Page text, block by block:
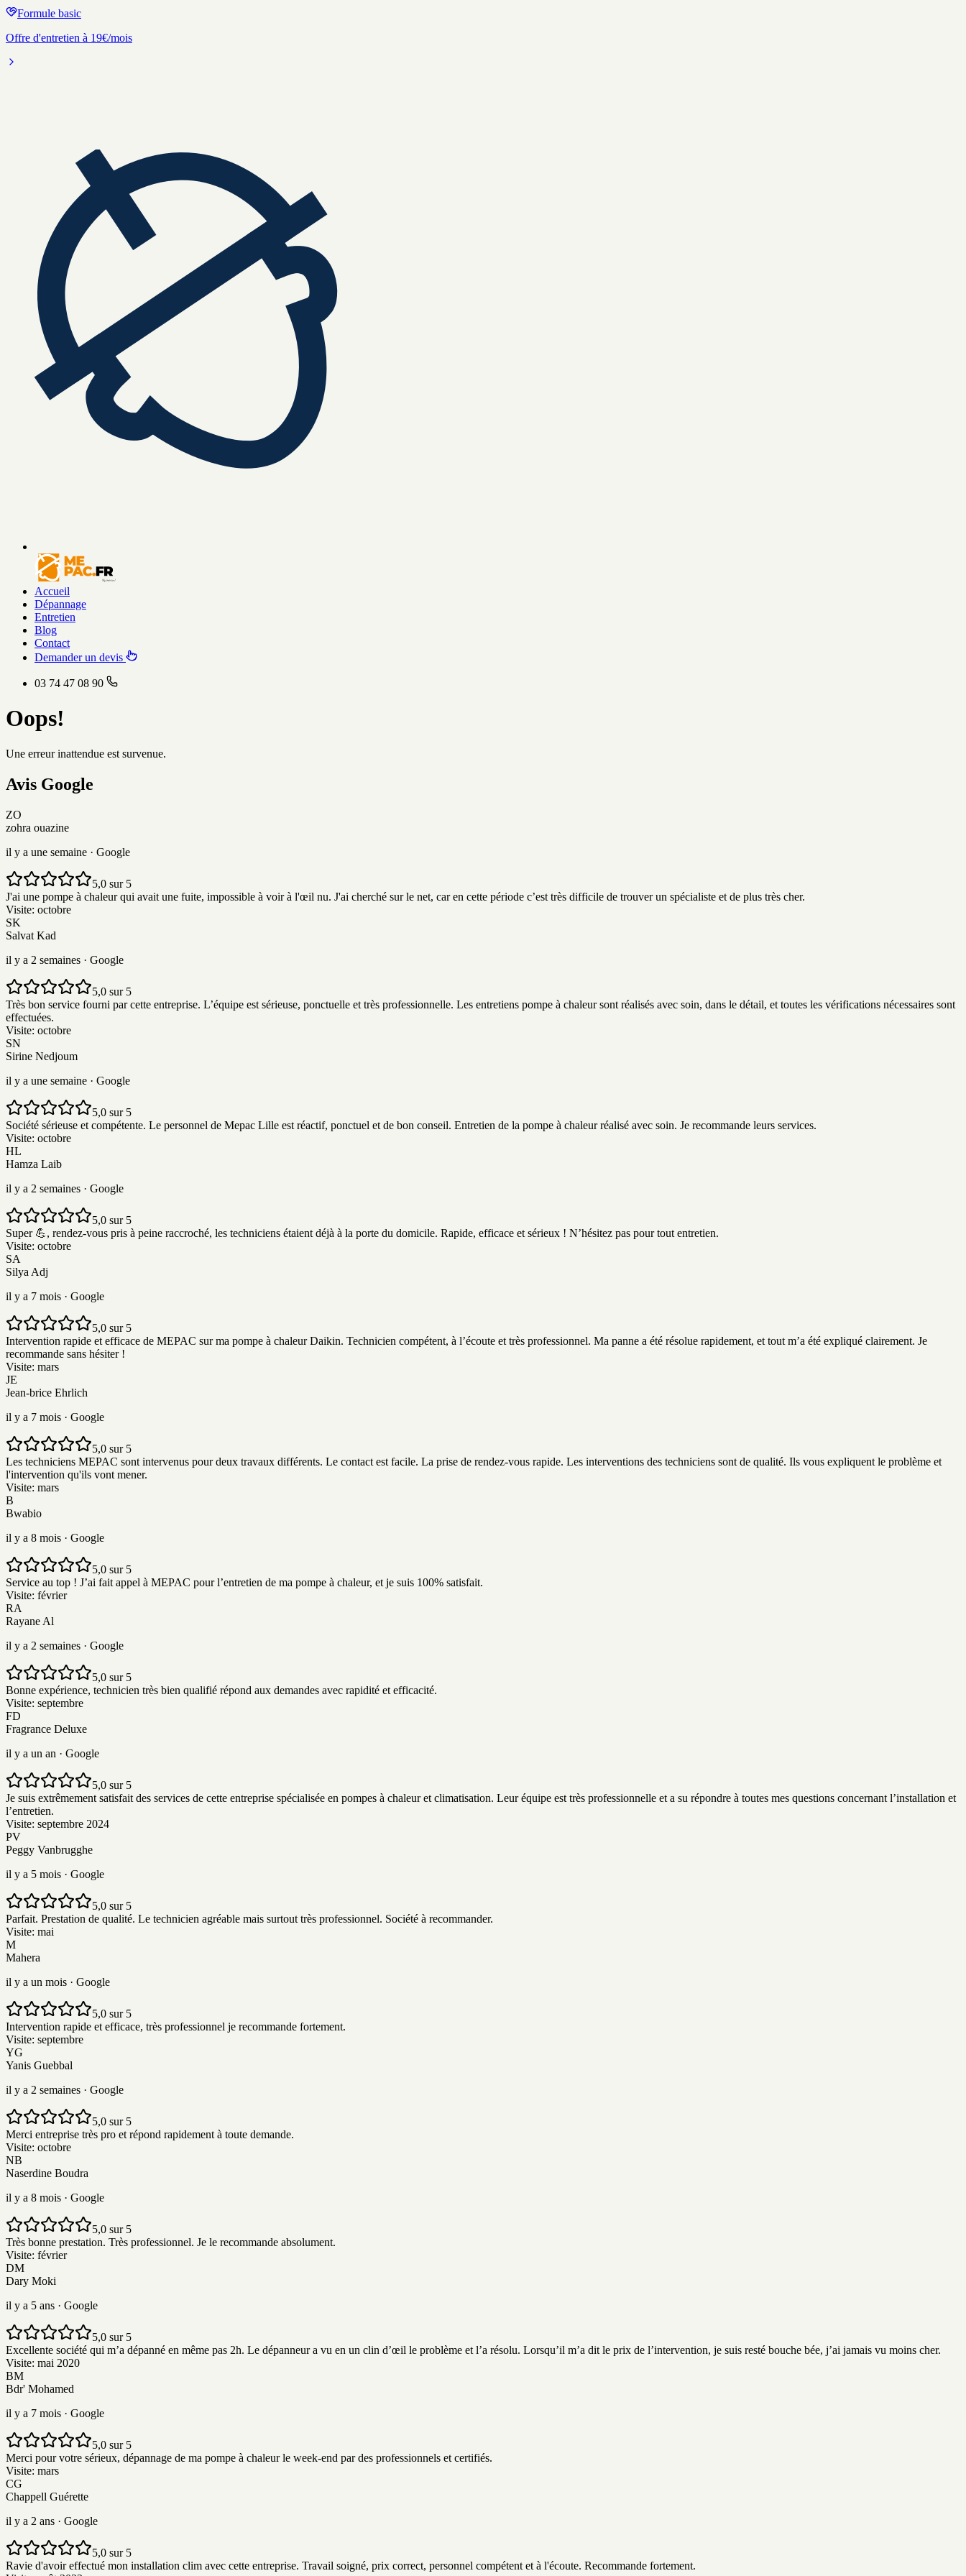
Formule basic
Offre d'entretien à 19€/mois
Accueil
Dépannage
Entretien
Blog
Contact
Demander un devis
03 74 47 08 90
Oops!
Une erreur inattendue est survenue.
Avis Google
ZO
zohra ouazine
il y a une semaine · Google
5,0 sur 5
J'ai une pompe à chaleur qui avait une fuite, impossible à voir à l'œil nu. J'ai cherché sur le net, car en cette période c’est très difficile de trouver un spécialiste et de plus très cher.
Visite: octobre
SK
Salvat Kad
il y a 2 semaines · Google
5,0 sur 5
Très bon service fourni par cette entreprise. L’équipe est sérieuse, ponctuelle et très professionnelle. Les entretiens pompe à chaleur sont réalisés avec soin, dans le détail, et toutes les vérifications nécessaires sont
effectuées.
Visite: octobre
SN
Sirine Nedjoum
il y a une semaine · Google
5,0 sur 5
Société sérieuse et compétente. Le personnel de Mepac Lille est réactif, ponctuel et de bon conseil. Entretien de la pompe à chaleur réalisé avec soin. Je recommande leurs services.
Visite: octobre
HL
Hamza Laib
il y a 2 semaines · Google
5,0 sur 5
Super 💪, rendez-vous pris à peine raccroché, les techniciens étaient déjà à la porte du domicile. Rapide, efficace et sérieux ! N’hésitez pas pour tout entretien.
Visite: octobre
SA
Silya Adj
il y a 7 mois · Google
5,0 sur 5
Intervention rapide et efficace de MEPAC sur ma pompe à chaleur Daikin. Technicien compétent, à l’écoute et très professionnel. Ma panne a été résolue rapidement, et tout m’a été expliqué clairement. Je
recommande sans hésiter !
Visite: mars
JE
Jean-brice Ehrlich
il y a 7 mois · Google
5,0 sur 5
Les techniciens MEPAC sont intervenus pour deux travaux différents. Le contact est facile. La prise de rendez-vous rapide. Les interventions des techniciens sont de qualité. Ils vous expliquent le problème et
l'intervention qu'ils vont mener.
Visite: mars
B
Bwabio
il y a 8 mois · Google
5,0 sur 5
Service au top ! J’ai fait appel à MEPAC pour l’entretien de ma pompe à chaleur, et je suis 100% satisfait.
Visite: février
RA
Rayane Al
il y a 2 semaines · Google
5,0 sur 5
Bonne expérience, technicien très bien qualifié répond aux demandes avec rapidité et efficacité.
Visite: septembre
FD
Fragrance Deluxe
il y a un an · Google
5,0 sur 5
Je suis extrêmement satisfait des services de cette entreprise spécialisée en pompes à chaleur et climatisation. Leur équipe est très professionnelle et a su répondre à toutes mes questions concernant l’installation et
l’entretien.
Visite: septembre 2024
PV
Peggy Vanbrugghe
il y a 5 mois · Google
5,0 sur 5
Parfait. Prestation de qualité. Le technicien agréable mais surtout très professionnel. Société à recommander.
Visite: mai
M
Mahera
il y a un mois · Google
5,0 sur 5
Intervention rapide et efficace, très professionnel je recommande fortement.
Visite: septembre
YG
Yanis Guebbal
il y a 2 semaines · Google
5,0 sur 5
Merci entreprise très pro et répond rapidement à toute demande.
Visite: octobre
NB
Naserdine Boudra
il y a 8 mois · Google
5,0 sur 5
Très bonne prestation. Très professionnel. Je le recommande absolument.
Visite: février
DM
Dary Moki
il y a 5 ans · Google
5,0 sur 5
Excellente société qui m’a dépanné en même pas 2h. Le dépanneur a vu en un clin d’œil le problème et l’a résolu. Lorsqu’il m’a dit le prix de l’intervention, je suis resté bouche bée, j’ai jamais vu moins cher.
Visite: mai 2020
BM
Bdr' Mohamed
il y a 7 mois · Google
5,0 sur 5
Merci pour votre sérieux, dépannage de ma pompe à chaleur le week-end par des professionnels et certifiés.
Visite: mars
CG
Chappell Guérette
il y a 2 ans · Google
5,0 sur 5
Ravie d'avoir effectué mon installation clim avec cette entreprise. Travail soigné, prix correct, personnel compétent et à l'écoute. Recommande fortement.